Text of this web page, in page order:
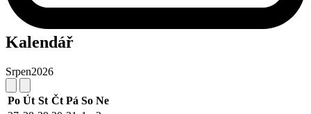
Kalendář
Srpen2026
Po Út St Čt Pá So Ne